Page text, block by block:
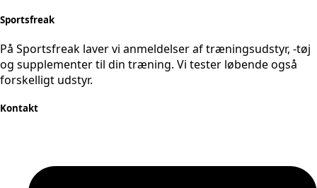
Sportsfreak
På Sportsfreak laver vi anmeldelser af træningsudstyr, -tøj
og supplementer til din træning. Vi tester løbende også
forskelligt udstyr.
Kontakt